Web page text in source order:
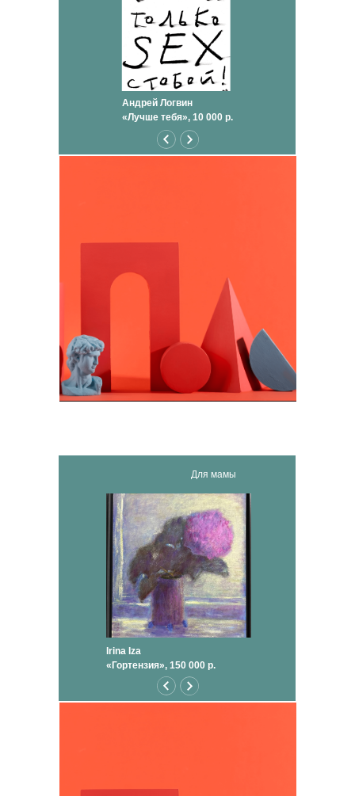
Андрей Логвин
«Лучше тебя», 10 000 р.
Irina Iza
«Гортензия», 150 000 р.
Для мамы